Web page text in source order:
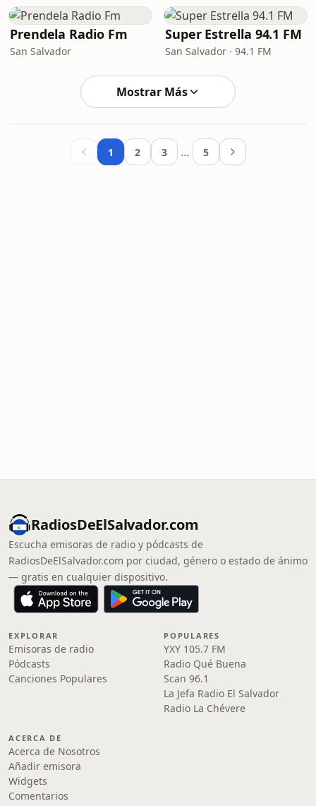
Prendela Radio Fm
San Salvador
Super Estrella 94.1 FM
San Salvador · 94.1 FM
Mostrar Más
1 2 3 … 5
RadiosDeElSalvador.com
Escucha emisoras de radio y pódcasts de
RadiosDeElSalvador.com por ciudad, género o estado de ánimo
— gratis en cualquier dispositivo.
EXPLORAR
Emisoras de radio
Pódcasts
Canciones Populares
POPULARES
YXY 105.7 FM
Radio Qué Buena
Scan 96.1
La Jefa Radio El Salvador
Radio La Chévere
ACERCA DE
Acerca de Nosotros
Añadir emisora
Widgets
Comentarios